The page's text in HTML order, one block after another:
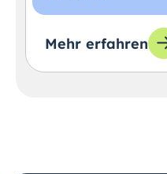
Mehr erfahren